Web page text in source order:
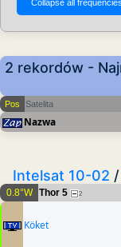
2 rekordów -
Pos Satelita
Nazwa
Intelsat 10-02 /
0.8°W Thor 5 2
Köket